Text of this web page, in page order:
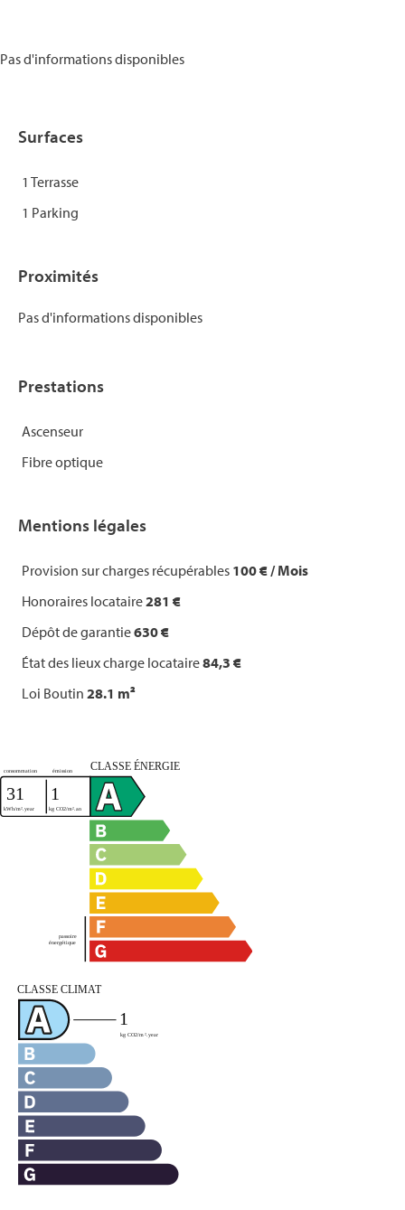
Pas d'informations disponibles
Surfaces
1 Terrasse
1 Parking
Proximités
Pas d'informations disponibles
Prestations
Ascenseur
Fibre optique
Mentions légales
Provision sur charges récupérables 100 € / Mois
Honoraires locataire281 €
Dépôt de garantie630 €
État des lieux charge locataire84,3 €
Loi Boutin 28.1 m²